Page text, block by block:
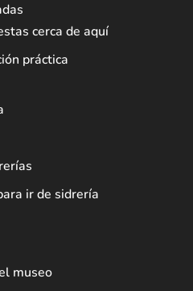
cerca de aquí
práctica
ir de sidrería
museo